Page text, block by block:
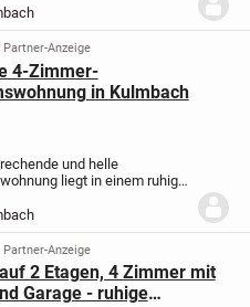
mit nur sechs
verbindet modernes
hoher Lebensqualität. Auf
Partner-Anzeige
4-Zimmer-
in Kulmbach
und helle
liegt in einem ruhig
insgesamt vier
Vom Flur gelangt man
mit Einbauküche...
Partner-Anzeige
2 Etagen, 4 Zimmer mit
Garage - ruhige